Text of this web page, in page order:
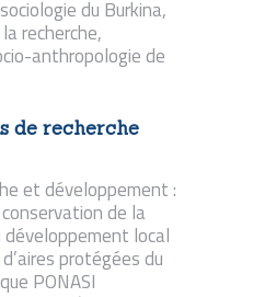
du Burkina,
recherche,
anthropologie de
de recherche
et développement :
de la
local
protégées du
PONASI